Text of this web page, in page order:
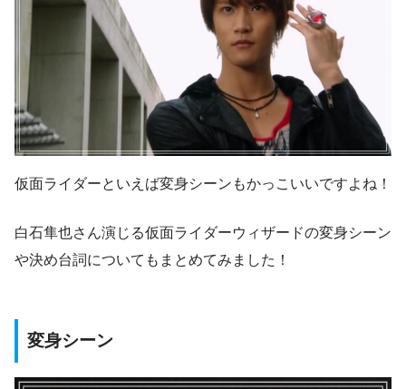
仮面ライダーといえば変身シーンもかっこいいですよね！
白石隼也さん演じる仮面ライダーウィザードの変身シーン
や決め台詞についてもまとめてみました！
変身シーン